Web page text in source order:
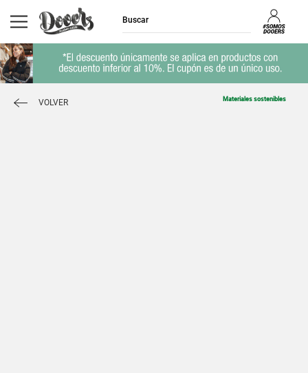
VOLVER Materiales sostenibles